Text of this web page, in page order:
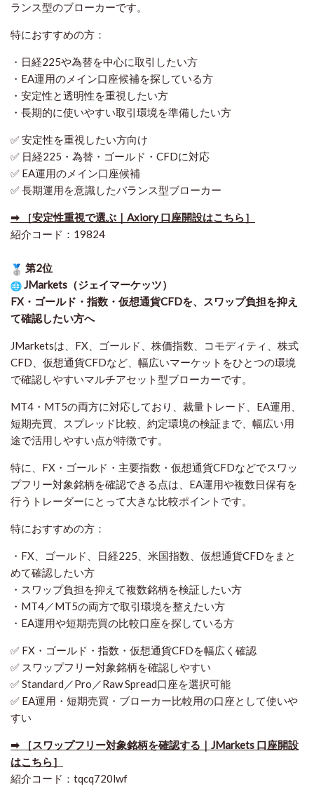
ランス型のブローカーです。
特におすすめの方：
・日経225や為替を中心に取引したい方
・EA運用のメイン口座候補を探している方
・安定性と透明性を重視したい方
・長期的に使いやすい取引環境を準備したい方
✅ 安定性を重視したい方向け
✅ 日経225・為替・ゴールド・CFDに対応
✅ EA運用のメイン口座候補
✅ 長期運用を意識したバランス型ブローカー
➡ ［安定性重視で選ぶ｜Axiory 口座開設はこちら］
紹介コード：19824
第2位
JMarkets（ジェイマーケッツ）
FX・ゴールド・指数・仮想通貨CFDを、スワップ負担を抑え
て確認したい方へ
JMarketsは、FX、ゴールド、株価指数、コモディティ、株式
CFD、仮想通貨CFDなど、幅広いマーケットをひとつの環境
で確認しやすいマルチアセット型ブローカーです。
MT4・MT5の両方に対応しており、裁量トレード、EA運用、
短期売買、スプレッド比較、約定環境の検証まで、幅広い用
途で活用しやすい点が特徴です。
特に、FX・ゴールド・主要指数・仮想通貨CFDなどでスワッ
プフリー対象銘柄を確認できる点は、EA運用や複数日保有を
行うトレーダーにとって大きな比較ポイントです。
特におすすめの方：
・FX、ゴールド、日経225、米国指数、仮想通貨CFDをまと
めて確認したい方
・スワップ負担を抑えて複数銘柄を検証したい方
・MT4／MT5の両方で取引環境を整えたい方
・EA運用や短期売買の比較口座を探している方
✅ FX・ゴールド・指数・仮想通貨CFDを幅広く確認
✅ スワップフリー対象銘柄を確認しやすい
✅ Standard／Pro／Raw Spread口座を選択可能
✅ EA運用・短期売買・ブローカー比較用の口座として使いや
すい
➡ ［スワップフリー対象銘柄を確認する｜JMarkets 口座開設
はこちら］
紹介コード：tqcq720lwf